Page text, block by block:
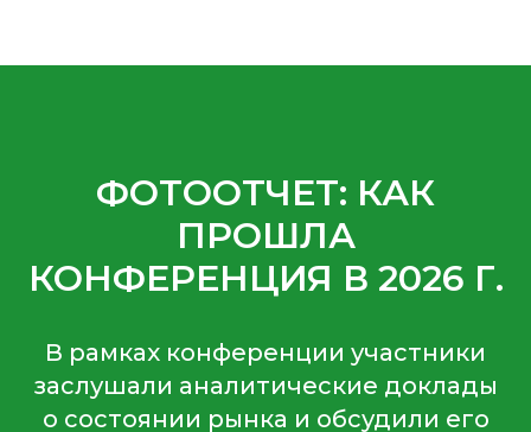
ФОТООТЧЕТ: КАК
ПРОШЛА
КОНФЕРЕНЦИЯ В 2026 Г.
В рамках конференции участники
заслушали аналитические доклады
о состоянии рынка и обсудили его